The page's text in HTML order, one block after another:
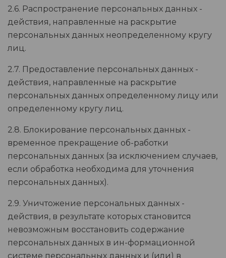
2.6. Распространение персональных данных -
действия, направленные на раскрытие
персональных данных неопределенному кругу
лиц.
2.7. Предоставление персональных данных -
действия, направленные на раскрытие
персональных данных определенному лицу или
определенному кругу лиц.
2.8. Блокирование персональных данных -
временное прекращение об-работки
персональных данных (за исключением случаев,
если обработка необходима для уточнения
персональных данных).
2.9. Уничтожение персональных данных -
действия, в результате которых становится
невозможным восстановить содержание
персональных данных в ин-формационной
системе персональных данных и (или) в